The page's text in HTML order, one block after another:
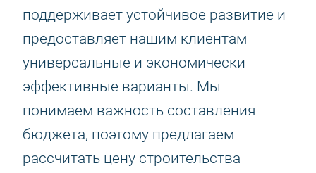
поддерживает устойчивое развитие и
предоставляет нашим клиентам
универсальные и экономически
эффективные варианты. Мы
понимаем важность составления
бюджета, поэтому предлагаем
рассчитать цену строительства